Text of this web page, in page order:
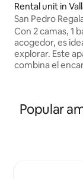
Rental unit in
San Pedro
Apartment
Con 2 camas, 1
acogedor, es
explorar. Este apartamento histórico
combina el
descanso
una cocina
preparar tus
Popular